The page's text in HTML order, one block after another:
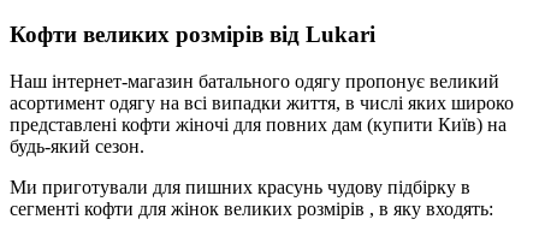
Кофти великих розмірів від Lukari
Наш інтернет-магазин батального одягу пропонує великий
асортимент одягу на всі випадки життя, в числі яких широко
представлені кофти жіночі для повних дам (купити Київ) на
будь-який сезон.
Ми приготували для пишних красунь чудову підбірку в
сегменті кофти для жінок великих розмірів , в яку входять: